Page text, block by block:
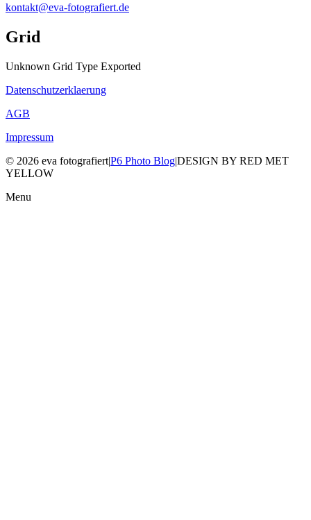
kontakt@eva-fotografiert.de
Grid
Unknown Grid Type Exported
Datenschutzerklaerung
AGB
Impressum
© 2026 eva fotografiert|P6 Photo Blog|DESIGN BY RED MET
YELLOW
Menu